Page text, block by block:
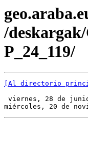
/
P_24_119/
[Al directorio
viernes, 28 de
miércoles, 20 de